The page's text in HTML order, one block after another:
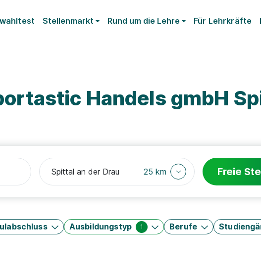
Stellenmarkt Rund um die Lehre Für Lehrkräfte
Handels gmbH
25 km Freie
Ausbildungstyp 1 Berufe